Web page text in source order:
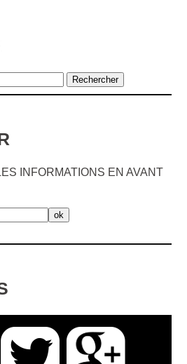
INFORMATIONS EN AVANT